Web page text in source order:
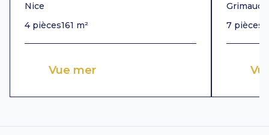
Nice
4 pièces161 m²
Vue mer
Grimaud
7 pièces